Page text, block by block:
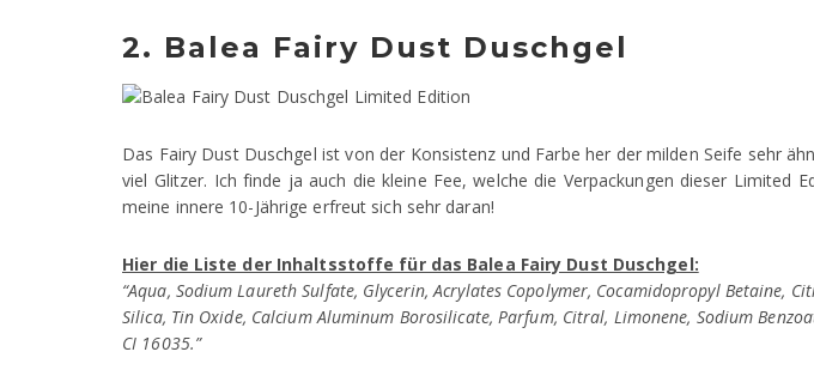
2. Balea Fairy Dust Duschgel
Das Fairy Dust Duschgel ist von der Konsistenz und Farbe her der milden Seife sehr
viel Glitzer. Ich finde ja auch die kleine Fee, welche die Verpackungen dieser Limited
meine innere 10-Jährige erfreut sich sehr daran!
Hier die Liste der Inhaltsstoffe für das Balea Fairy Dust Duschgel:
“Aqua, Sodium Laureth Sulfate, Glycerin, Acrylates Copolymer, Cocamidopropyl Betaine,
Silica, Tin Oxide, Calcium Aluminum Borosilicate, Parfum, Citral, Limonene, Sodium
CI 16035.”